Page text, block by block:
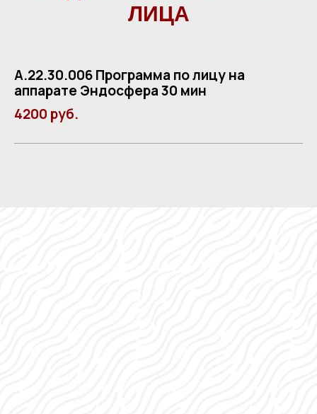
ЛИЦА
А.22.30.006 Программа по лицу на
аппарате Эндосфера 30 мин
4200 руб.